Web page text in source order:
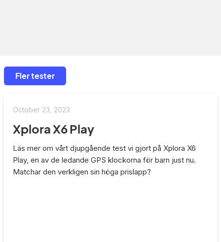
Fler tester
October 23, 2023
Xplora X6 Play
Läs mer om vårt djupgående test vi gjort på Xplora X6
Play, en av de ledande GPS klockorna för barn just nu.
Matchar den verkligen sin höga prislapp?